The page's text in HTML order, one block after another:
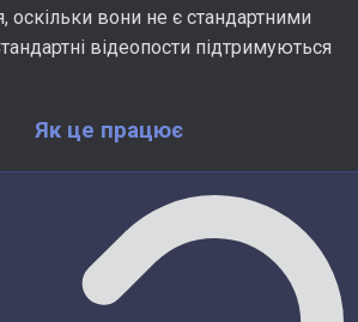
оскільки вони не є стандартними
відеопости підтримуються
Як це працює